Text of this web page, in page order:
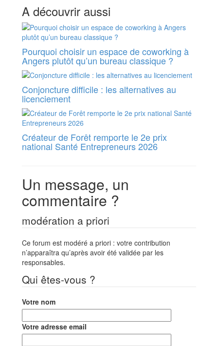
A découvrir aussi
Pourquoi choisir un espace de coworking à
Angers plutôt qu’un bureau classique ?
Conjoncture difficile : les alternatives au
licenciement
Créateur de Forêt remporte le 2e prix
national Santé Entrepreneurs 2026
Un message, un
commentaire ?
modération a priori
Ce forum est modéré a priori : votre contribution
n’apparaîtra qu’après avoir été validée par les
responsables.
Qui êtes-vous ?
Votre nom
Votre adresse email